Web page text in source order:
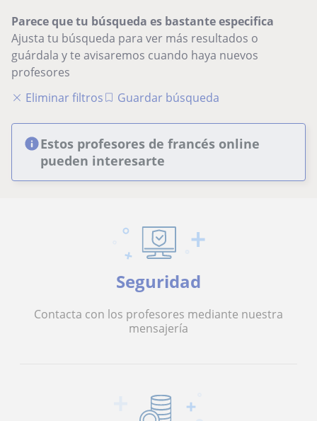
Parece que tu búsqueda es bastante especifica
Ajusta tu búsqueda para ver más resultados o
guárdala y te avisaremos cuando haya nuevos
profesores
Eliminar filtros
Guardar búsqueda
Estos profesores de francés online
pueden interesarte
Seguridad
Contacta con los profesores mediante nuestra
mensajería